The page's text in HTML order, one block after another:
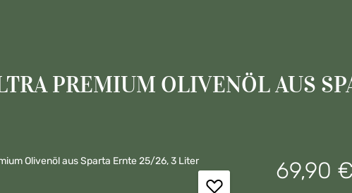
PREMIUM OLIVENÖL AUS
Regulärer Preis:
69,90 €